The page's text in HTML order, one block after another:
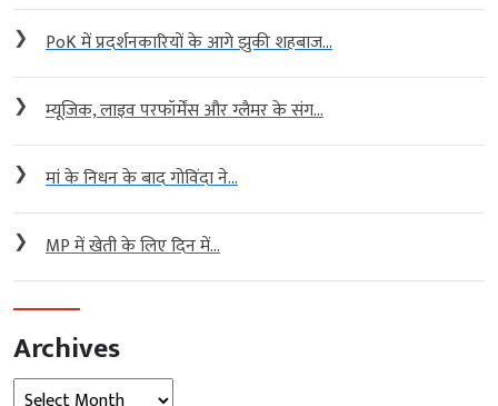
❯ PoK में प्रदर्शनकारियों के आगे झुकी शहबाज...
❯ म्यूजिक, लाइव परफॉर्मेंस और ग्लैमर के संग...
❯ मां के निधन के बाद गोविंदा ने...
❯ MP में खेती के लिए दिन में...
Archives
Archives